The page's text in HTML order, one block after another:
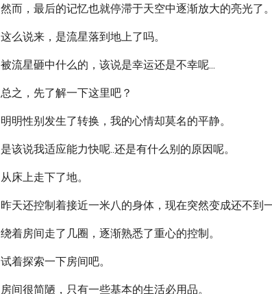
然而，最后的记忆也就停滞于天空中逐渐放大的亮光了。
这么说来，是流星落到地上了吗。
被流星砸中什么的，该说是幸运还是不幸呢...
总之，先了解一下这里吧？
明明性别发生了转换，我的心情却莫名的平静。
是该说我适应能力快呢..还是有什么别的原因呢。
从床上走下了地。
昨天还控制着接近一米八的身体，现在突然变成还不到
绕着房间走了几圈，逐渐熟悉了重心的控制。
试着探索一下房间吧。
房间很简陋，只有一些基本的生活必用品。